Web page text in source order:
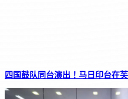
四国鼓队同台演出！马日印台在